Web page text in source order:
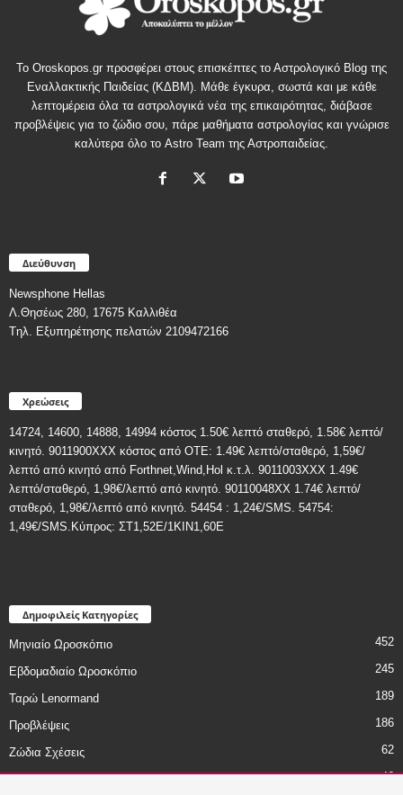
Το Oroskopos.gr προσφέρει στους επισκέπτες το Αστρολογικό Blog της
Εναλλακτικής Παιδείας (ΚΔΒΜ). Μάθε έγκυρα, σωστά και με κάθε
λεπτομέρεια όλα τα αστρολογικά νέα της επικαιρότητας, διάβασε
προβλέψεις για το ζώδιο σου, πάρε μαθήματα αστρολογίας και γνώρισε
καλύτερα όλο το Astro Team της Αστροπαιδείας.
Διεύθυνση
Newsphone Hellas
Λ.Θησέως 280, 17675 Καλλιθέα
Tηλ. Εξυπηρέτησης πελατών 2109472166
Χρεώσεις
14724, 14600, 14888, 14994 κόστος 1.50€ λεπτό σταθερό, 1.58€ λεπτό/
κινητό. 9011900ΧΧΧ κόστος από ΟΤΕ: 1.49€ λεπτό/σταθερό, 1,59€/
λεπτό από κινητό από Forthnet,Wind,Hol κ.τ.λ. 9011003XXX 1.49€
λεπτό/σταθερό, 1,98€/λεπτό από κινητό. 90110048XX 1.74€ λεπτό/
σταθερό, 1,98€/λεπτό από κινητό. 54454 : 1,24€/SMS. 54754:
1,49€/SMS.Κύπρος: ΣT1,52E/1KIN1,60E
Δημοφιλείς Κατηγορίες
Μηνιαίο Ωροσκόπιο 452
Εβδομαδιαίο Ωροσκόπιο 245
Ταρώ Lenormand 189
Προβλέψεις 186
Ζώδια Σχέσεις 62
46